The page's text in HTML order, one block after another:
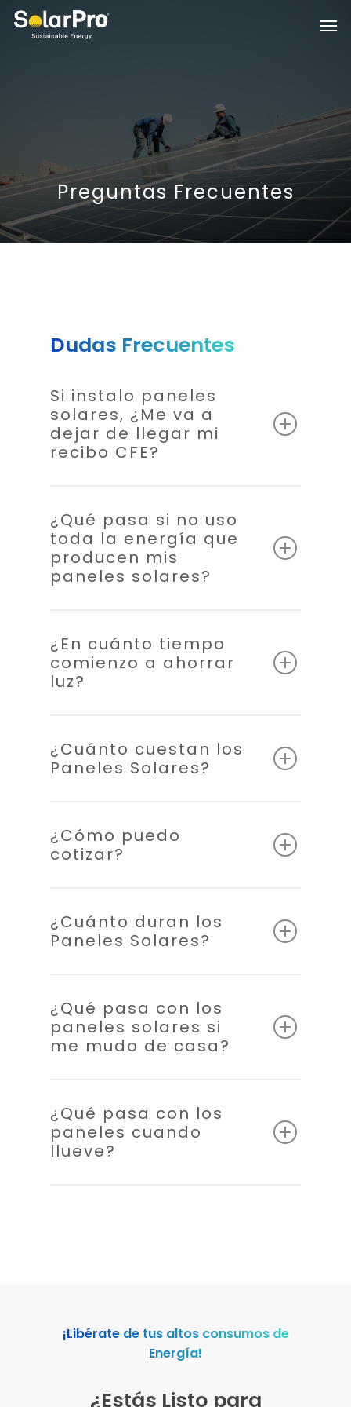
Preguntas Frecuentes
Dudas Frecuentes
Si instalo paneles
solares, ¿Me va a
dejar de llegar mi
recibo CFE?
¿Qué pasa si no uso
toda la energía que
producen mis
paneles solares?
¿En cuánto tiempo
comienzo a ahorrar
luz?
¿Cuánto cuestan los
Paneles Solares?
¿Cómo puedo
cotizar?
¿Cuánto duran los
Paneles Solares?
¿Qué pasa con los
paneles solares si
me mudo de casa?
¿Qué pasa con los
paneles cuando
llueve?
¡Libérate de tus altos consumos de
Energía!
¿Estás Listo para